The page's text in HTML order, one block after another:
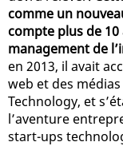
comme un
compte plus de 10
management de
en 2013, il avait
web et des
Technology, et
l’aventure
start-ups